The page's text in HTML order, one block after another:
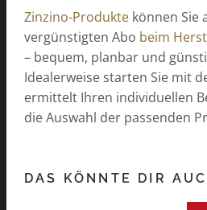
Zinzino-Produkte können Sie
vergünstigten Abo beim
– bequem, planbar und
Idealerweise starten Sie mit
ermittelt Ihren individuellen
die Auswahl der passenden
DAS KÖNNTE DIR